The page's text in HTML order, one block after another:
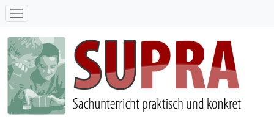
SUPRA - Sachunterricht praktisch und konkret